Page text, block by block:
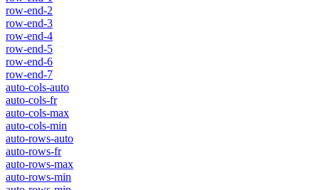
row-end-2
row-end-3
row-end-4
row-end-5
row-end-6
row-end-7
auto-cols-auto
auto-cols-fr
auto-cols-max
auto-cols-min
auto-rows-auto
auto-rows-fr
auto-rows-max
auto-rows-min